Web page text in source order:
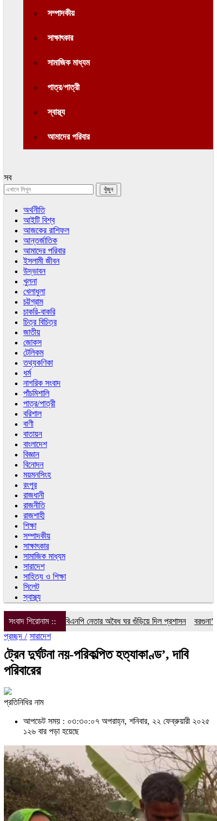
সম্পাদকীয়
সাক্ষাৎকার
সামাজিক মাধ্যম
পাত্র/পাত্রী
স্বাস্থ্য
আমাদের পরিবার
সব
অর্থনীতি
আইটি বিশ্ব
আজকের রাশিফল
আন্তর্জাতিক
আমাদের পরিবার
ইসলামী জীবন
উদ্ভাবন
খুলনা
খেলাধুলা
চট্টগ্রাম
চাকরি-বাকরি
চিত্র বিচিত্র
জাতীয়
জোকস
টেলিকম
তথ্যকণিকা
ধর্ম
নাগরিক সংবাদ
পাঁচমিশালি
পাত্র/পাত্রী
বরিশাল
বাণী
বাতায়ন
বাংলাদেশ
বিজ্ঞান
বিনোদন
ময়মনসিংহ
রংপুর
রাজধানী
রাজনীতি
রাজশাহী
শিক্ষা
সম্পাদকীয়
সাক্ষাৎকার
সামাজিক মাধ্যম
সারাদেশ
সাহিত্য ও শিক্ষা
সিলেট
স্বাস্থ্য
সংবাদ শিরোনাম ::
বিএনপি নেতার অবৈধ ঘর গুঁড়িয়ে দিল প্রশাসন
বরগুনা’র বেতাগী’তে সনাতন
প্রচ্ছদ / সারাদেশ
ট্রেন দুর্ঘটনা নয়-পরিকল্পিত হত্যাকাণ্ড’, দাবি
পরিবারের
প্রতিনিধির নাম
আপডেট সময় : ০৩:৩০:০৭ অপরাহ্ন, শনিবার, ২২ ফেব্রুয়ারী ২০২৫
১২৬ বার পড়া হয়েছে